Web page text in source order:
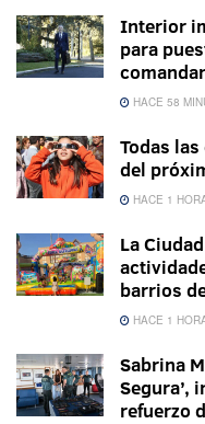
Interior
para
HACE 58
Todas
del
HACE 1
La
barrios
HACE 1
Sabrina
Segura’,
refuerzo